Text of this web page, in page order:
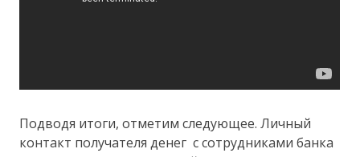
Подводя итоги, отметим следующее. Личный
контакт получателя денег с сотрудниками банка